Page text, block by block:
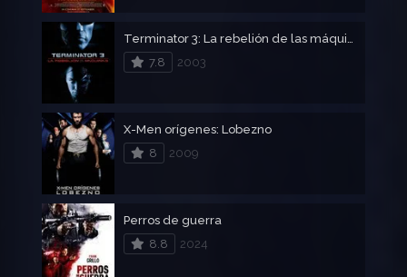
Terminator 3: La rebelión de las máquinas
7.8
2003
X-Men orígenes: Lobezno
8
2009
Perros de guerra
8.8
2024